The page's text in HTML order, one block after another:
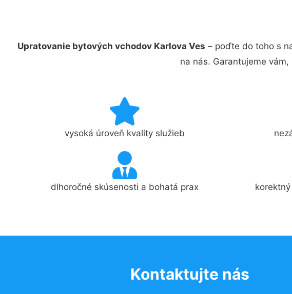
Upratovanie bytových vchodov Karlova Ves – poďte do toho s
na nás. Garantujeme
vysoká úroveň kvality služieb
dlhoročné skúsenosti a bohatá prax
Kontaktujte nás